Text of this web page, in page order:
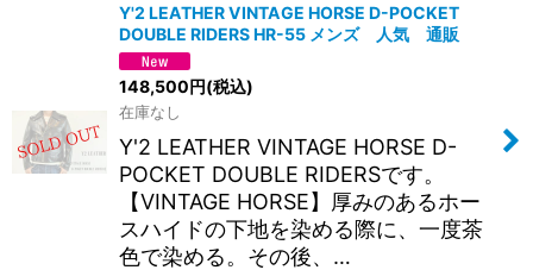
Y'2 LEATHER VINTAGE HORSE D-POCKET
DOUBLE RIDERS HR-55 メンズ 人気 通販
148,500円(税込)
在庫なし
Y'2 LEATHER VINTAGE HORSE D-
POCKET DOUBLE RIDERSです。
【VINTAGE HORSE】厚みのあるホー
スハイドの下地を染める際に、一度茶
色で染める。その後、…